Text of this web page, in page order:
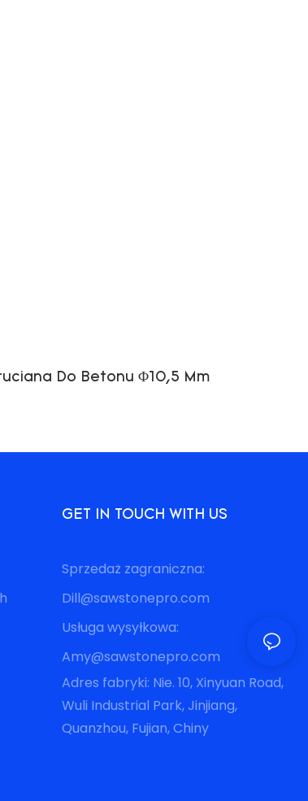
Do Betonu Φ10,5 Mm
GET IN TOUCH WITH US
Sprzedaż zagraniczna:
Dill@sawstonepro.com
Usługa wysyłkowa:
Amy@sawstonepro.com
Adres fabryki: Nie. 10, Xinyuan Road,
Wuli Industrial Park, Jinjiang,
Quanzhou, Fujian, Chiny